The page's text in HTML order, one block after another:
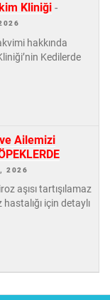
Kliniği -
hakkında
Kedilerde
Ailemizi
2026
aşısı tartışılamaz
için detaylı